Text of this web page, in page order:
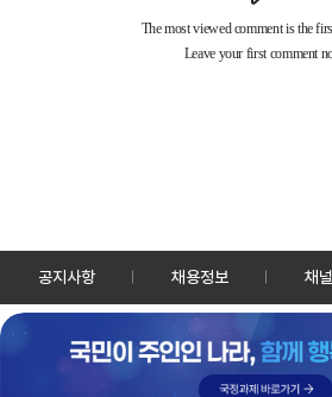
공지사항 채용정보 채
30128 세종특별자치시 정부2청사로 13
TEL: 044-204-
Copyrightⓒ KTV 국민방송 All